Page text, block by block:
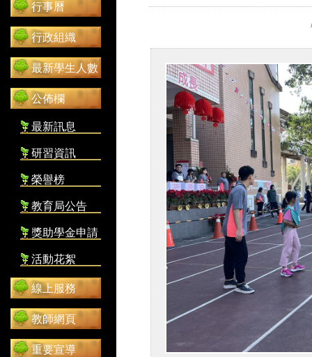
行事曆
行政組織
最新學生人數
公佈欄
最新訊息
研習資訊
榮譽榜
教育局公告
獎助學金申請
活動花絮
線上服務
教師網頁
重要宣導